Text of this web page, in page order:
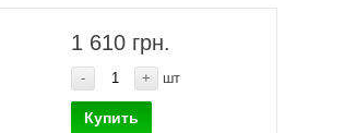
1 610 грн.
- + шт
Купить